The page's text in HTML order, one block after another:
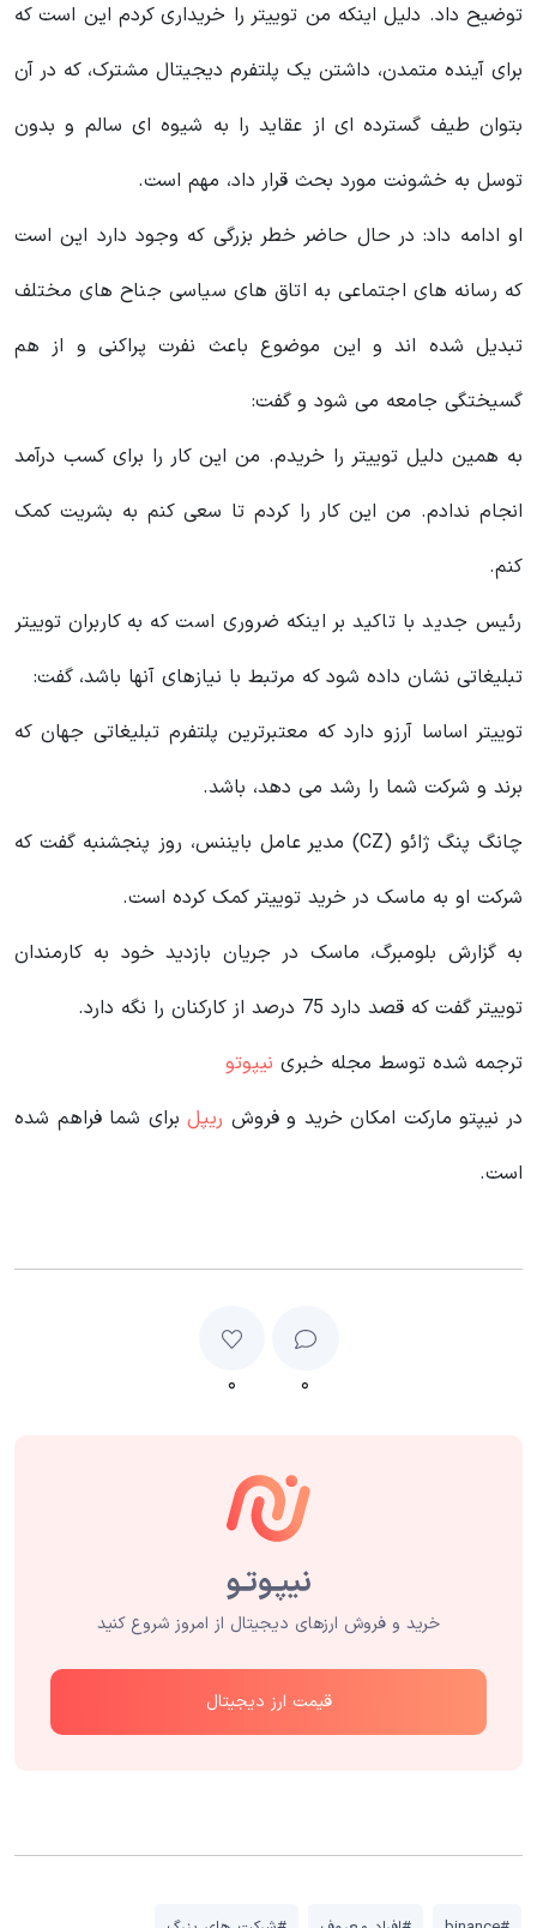
توضیح داد. دلیل اینکه من توییتر را خریداری کردم این است که
برای آینده متمدن، داشتن یک پلتفرم دیجیتال مشترک، که در آن
بتوان طیف گسترده ای از عقاید را به شیوه ای سالم و بدون
توسل به خشونت مورد بحث قرار داد، مهم است.
او ادامه داد: در حال حاضر خطر بزرگی که وجود دارد این است
که رسانه‌ های اجتماعی به اتاق‌ های سیاسی جناح های مختلف
تبدیل شده اند و این موضوع باعث نفرت پراکنی و از هم
گسیختگی جامعه می شود و گفت:
به همین دلیل توییتر را خریدم. من این کار را برای کسب درآمد
انجام ندادم. من این کار را کردم تا سعی کنم به بشریت کمک
کنم.
رئیس جدید با تاکید بر اینکه ضروری است که به کاربران توییتر
تبلیغاتی نشان داده شود که مرتبط با نیازهای آنها باشد، گفت:
توییتر اساسا آرزو دارد که معتبرترین پلتفرم تبلیغاتی جهان که
برند و شرکت شما را رشد می دهد، باشد.
چانگ پنگ ژائو (CZ) مدیر عامل بایننس، روز پنجشنبه گفت که
شرکت او به ماسک در خرید توییتر کمک کرده است.
به گزارش بلومبرگ، ماسک در جریان بازدید خود به کارمندان
توییتر گفت که قصد دارد 75 درصد از کارکنان را نگه دارد.
ترجمه شده توسط مجله خبری نیپوتو
در نیپتو مارکت امکان خرید و فروش ریپلبرای شما فراهم شده
است.
۰ ۰
خرید و فروش ارزهای دیجیتال از امروز شروع کنید
قیمت ارز دیجیتال